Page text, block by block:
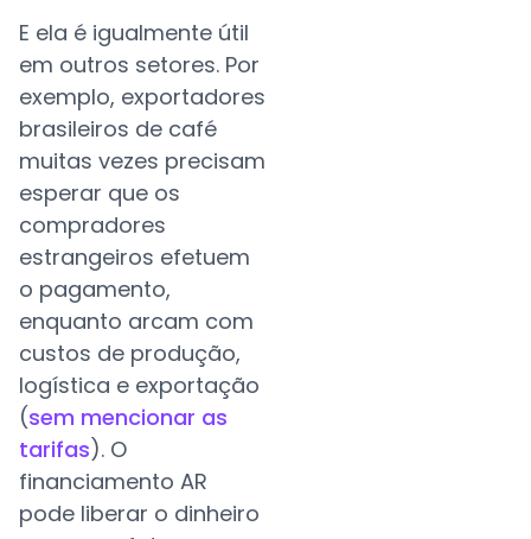
E ela é igualmente útil
em outros setores. Por
exemplo, exportadores
brasileiros de café
muitas vezes precisam
esperar que os
compradores
estrangeiros efetuem
o pagamento,
enquanto arcam com
custos de produção,
logística e exportação
(sem mencionar as
tarifas). O
financiamento AR
pode liberar o dinheiro